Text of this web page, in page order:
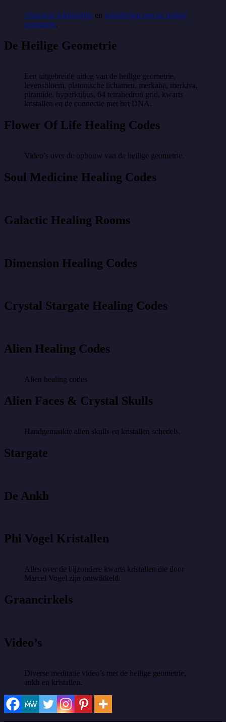
Abstracte schilderijen en schilderijen met de heilige
geometrie.
De Heilige Geometrie
Een uitgebreide uitleg van de heilige geometrie,
levensbloem, platonische lichamen, merkaba, merkiva,
piramide, hyperkubus, 64 tetrahedron grid, kwarts
kristallen en de connectie met het DNA.
Flower Of Life Healing Codes
Video’s over de opbouw van de heilige geometrie.
Soul Medicine Healing Codes
Galactic Healing Rooms
Dimension Healing Codes
Crystal Stargate Healing Codes
Alien Healing Codes
Alien healing codes
Alien Faces & Crystal Skulls
Handgemaakte alien skulls en kristallen schedels.
Stargate
De Ankh
Phi Vogel Kristallen
Alles over de bijzondere kwarts kristallen die door
Marcel Vogel zijn ontwikkeld.
Graancirkels
Video’s
Diverse meditatie video’s met de heilige geometrie,
ankh en kristallen.